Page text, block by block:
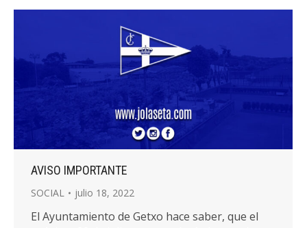
AVISO IMPORTANTE
SOCIAL julio 18, 2022
El Ayuntamiento de Getxo hace saber, que el